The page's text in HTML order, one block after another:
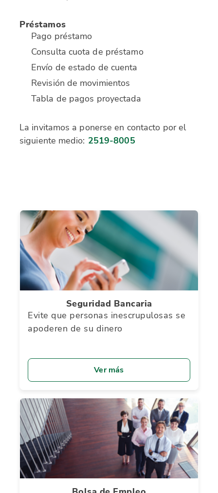
Préstamos
Pago préstamo
Consulta cuota de préstamo
Envío de estado de cuenta
Revisión de movimientos
Tabla de pagos proyectada
La invitamos a ponerse en contacto por el
siguiente medio: 2519-8005
Seguridad Bancaria
Evite que personas inescrupulosas se
apoderen de su dinero
Ver más